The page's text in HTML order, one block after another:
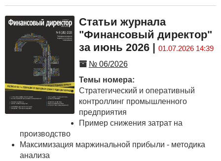
Статьи журнала
"Финансовый директор"
за июнь 2026| 01.07.2026 14:39
№ 06/2026
Темы номера:
Стратегический и оперативный
контроллинг промышленного
предприятия
Пример снижения затрат на
производство
Максимизация маржинальной прибыли - методика
анализа